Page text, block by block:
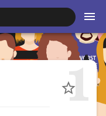
1